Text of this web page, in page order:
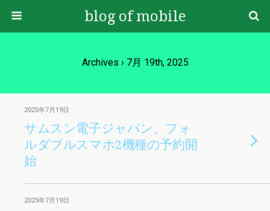
blog of mobile
Archives › 7月 19th, 2025
2025年7月19日
サムスン電子ジャパン、フォ
ルダブルスマホ2機種の予約開
始
2025年7月19日